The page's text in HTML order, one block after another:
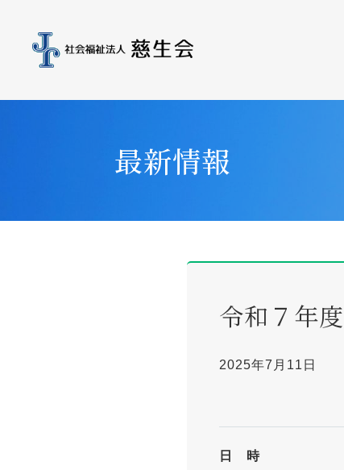
最新情報
令和７年
2025年7月11日
日 時